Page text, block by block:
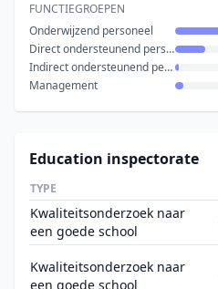
FUNCTIEGROEPEN
Onderwijzend personeel
Direct ondersteunend personeel
Indirect ondersteunend personeel
Management
Education inspectorate
TYPE
Kwaliteitsonderzoek naar
een goede school
Kwaliteitsonderzoek naar
een goede school